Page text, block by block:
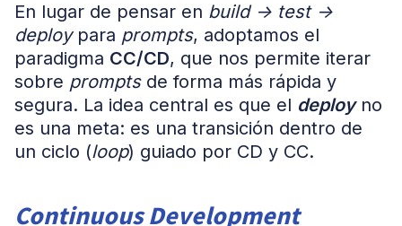
En lugar de pensar en build -> test ->
deploypara prompts, adoptamos el
paradigma CC/CD, que nos permite iterar
sobre promptsde forma más rápida y
segura. La idea central es que el deployno
es una meta: es una transición dentro de
un ciclo (loop) guiado por CD y CC.
Continuous Development